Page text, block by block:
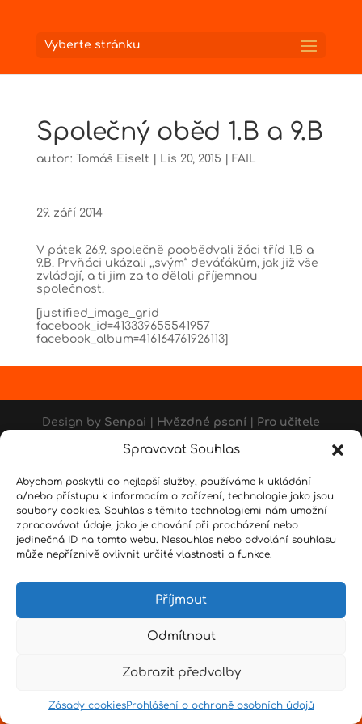
Spravovat Souhlas
Abychom poskytli co nejlepší služby, používáme k ukládání
a/nebo přístupu k informacím o zařízení, technologie jako jsou
soubory cookies. Souhlas s těmito technologiemi nám umožní
zpracovávat údaje, jako je chování při procházení nebo
jedinečná ID na tomto webu. Nesouhlas nebo odvolání souhlasu
může nepříznivě ovlivnit určité vlastnosti a funkce.
Příjmout
Odmítnout
Zobrazit předvolby
Zásady cookiesProhlášení o ochraně osobních údajů
Vyberte stránku
Společný oběd 1.B a 9.B
autor: Tomáš Eiselt Lis 20, 2015 FAIL
29. září 2014
V pátek 26.9. společně poobědvali žáci tříd 1.B a
9.B. Prvňáci ukázali ,,svým“ deváťákům, jak již vše
zvládají, a ti jim za to dělali příjemnou
společnost.
[justified_image_grid
facebook_id=413339655541957
facebook_album=416164761926113]
Design by Senpai Hvězdné psaní Pro učitele